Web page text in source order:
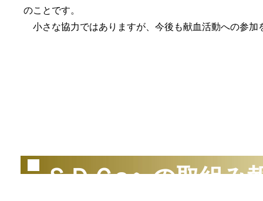
のことです。
小さな協力ではありますが、今後も献血活動への参加
ＳＤＧsへの取組み